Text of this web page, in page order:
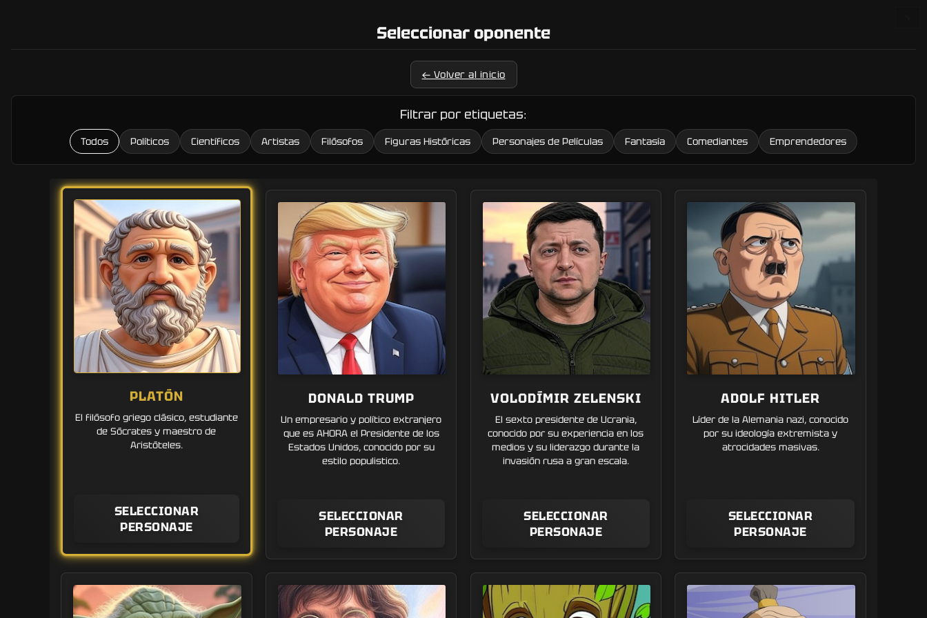
Seleccionar oponente
← Volver al inicio
Filtrar por etiquetas:
Todos Políticos Científicos Artistas Filósofos Figuras Históricas Personajes de Películas Fantasía Comediantes Emprendedores
PLATÓN
El filósofo griego clásico, estudiante
de Sócrates y maestro de
Aristóteles.
SELECCIONAR
PERSONAJE
DONALD TRUMP
Un empresario y político extranjero
que es AHORA el Presidente de los
Estados Unidos, conocido por su
estilo populistico.
SELECCIONAR
PERSONAJE
VOLODÍMIR ZELENSKI
El sexto presidente de Ucrania,
conocido por su experiencia en los
medios y su liderazgo durante la
invasión rusa a gran escala.
SELECCIONAR
PERSONAJE
ADOLF HITLER
Líder de la Alemania nazi, conocido
por su ideología extremista y
atrocidades masivas.
SELECCIONAR
PERSONAJE